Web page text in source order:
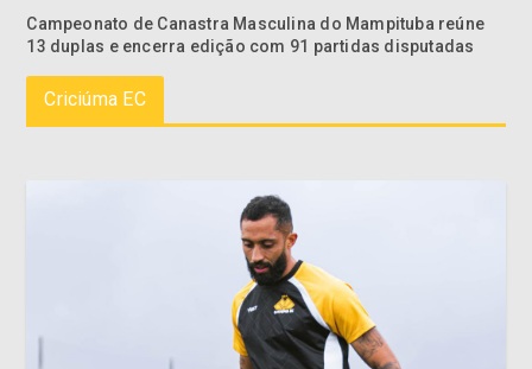
Campeonato de Canastra Masculina do Mampituba reúne
13 duplas e encerra edição com 91 partidas disputadas
Criciúma EC